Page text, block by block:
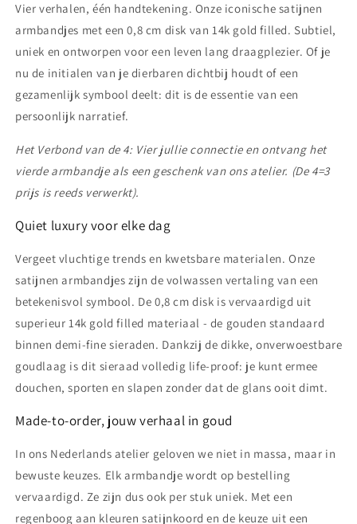
Vier verhalen, één handtekening. Onze iconische satijnen
armbandjes met een 0,8 cm disk van 14k gold filled. Subtiel,
uniek en ontworpen voor een leven lang draagplezier. Of je
nu de initialen van je dierbaren dichtbij houdt of een
gezamenlijk symbool deelt: dit is de essentie van een
persoonlijk narratief.
Het Verbond van de 4: Vier jullie connectie en ontvang het
vierde armbandje als een geschenk van ons atelier. (De 4=3
prijs is reeds verwerkt).
Quiet luxury voor elke dag
Vergeet vluchtige trends en kwetsbare materialen. Onze
satijnen armbandjes zijn de volwassen vertaling van een
betekenisvol symbool. De 0,8 cm disk is vervaardigd uit
superieur 14k gold filled materiaal - de gouden standaard
binnen demi-fine sieraden. Dankzij de dikke, onverwoestbare
goudlaag is dit sieraad volledig life-proof: je kunt ermee
douchen, sporten en slapen zonder dat de glans ooit dimt.
Made-to-order, jouw verhaal in goud
In ons Nederlands atelier geloven we niet in massa, maar in
bewuste keuzes. Elk armbandje wordt op bestelling
vervaardigd. Ze zijn dus ook per stuk uniek. Met een
regenboog aan kleuren satijnkoord en de keuze uit een